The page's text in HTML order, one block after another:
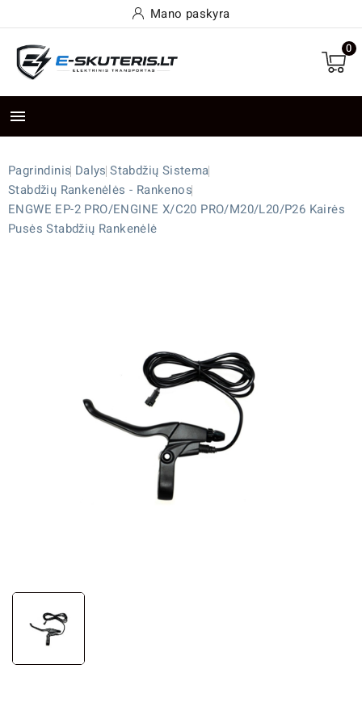
Mano paskyra
0

Pagrindinis Dalys Stabdžių Sistema
Stabdžių Rankenėlės - Rankenos
ENGWE EP-2 PRO/ENGINE X/C20 PRO/M20/L20/P26 Kairės
Pusės Stabdžių Rankenėlė